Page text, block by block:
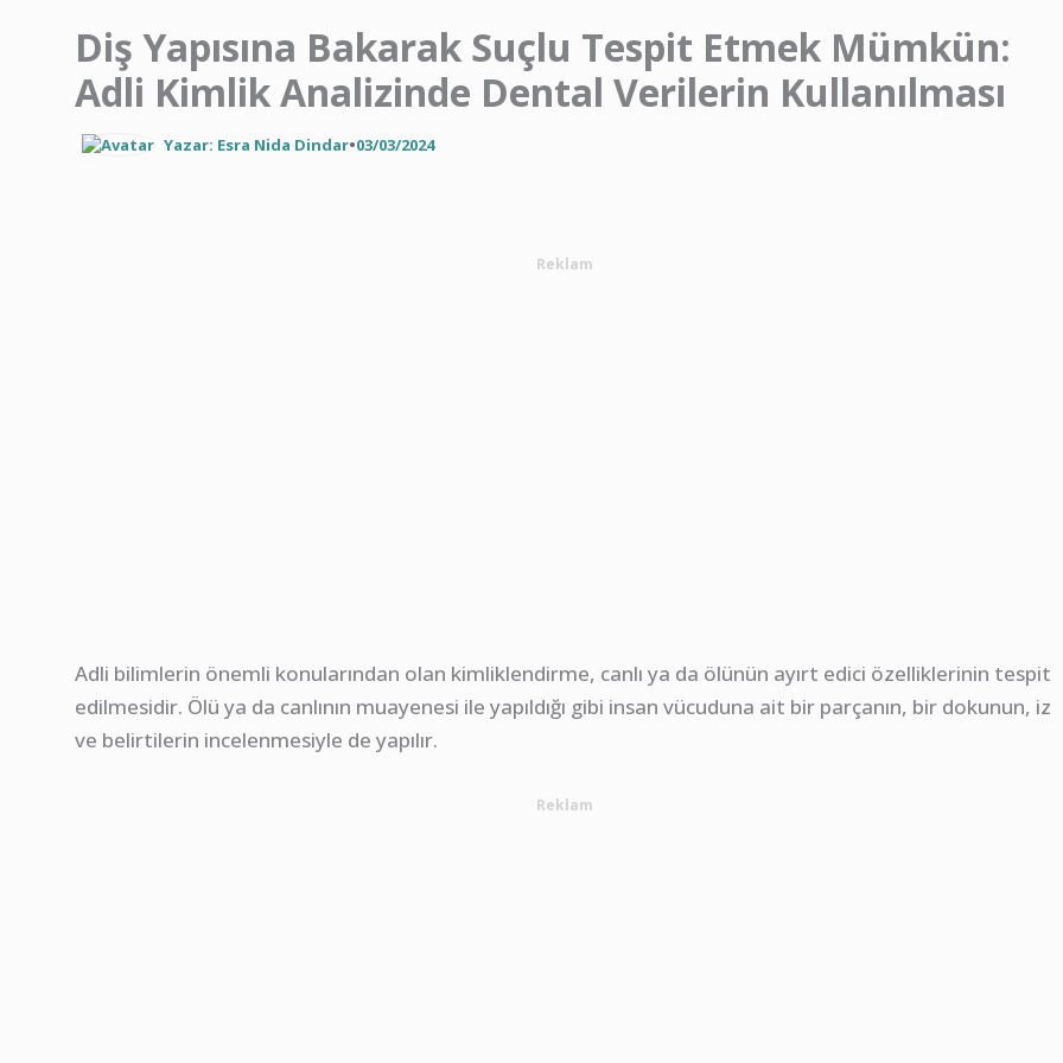
Diş Yapısına Bakarak Suçlu Tespit Etmek Mümkün:
Adli Kimlik Analizinde Dental Verilerin Kullanılması
Yazar: Esra Nida Dindar•03/03/2024
Reklam
Adli bilimlerin önemli konularından olan kimliklendirme, canlı ya da ölünün ayırt edici özelliklerinin tespit
edilmesidir. Ölü ya da canlının muayenesi ile yapıldığı gibi insan vücuduna ait bir parçanın, bir dokunun, iz
ve belirtilerin incelenmesiyle de yapılır.
Reklam